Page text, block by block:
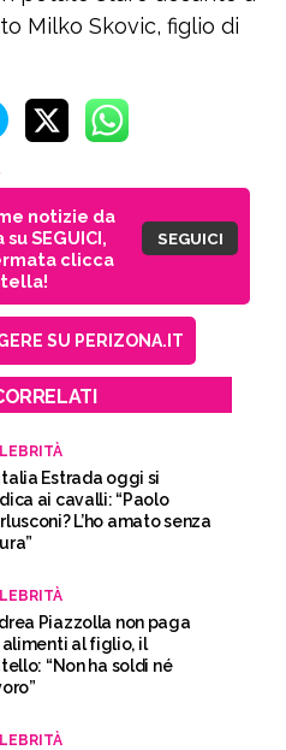
Milko Skovic, figlio di
notizie da
SEGUICI,
clicca
SEGUICI
SU PERIZONA.IT
Estrada oggi si
ai cavalli: “Paolo
L’ho amato senza
Piazzolla non paga
al figlio, il
“Non ha soldi né